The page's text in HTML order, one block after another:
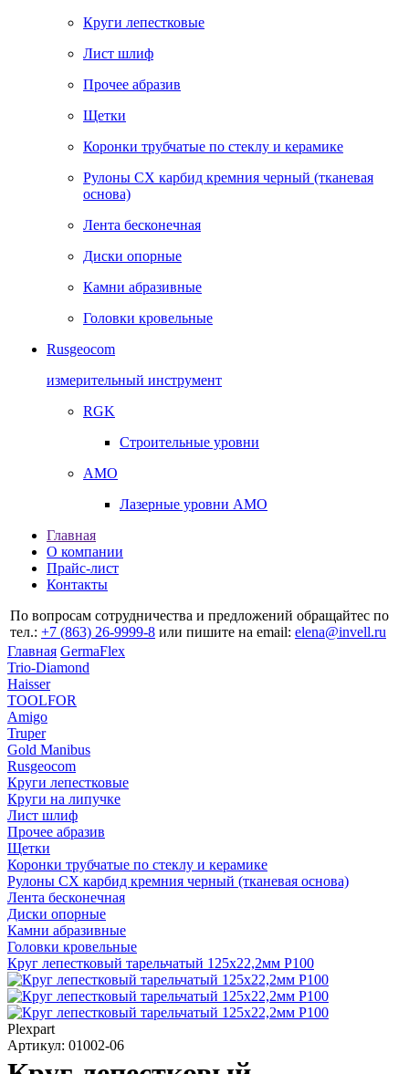
Круги лепестковые
Лист шлиф
Прочее абразив
Щетки
Коронки трубчатые по стеклу и керамике
Рулоны CX карбид кремния черный (тканевая
основа)
Лента бесконечная
Диски опорные
Камни абразивные
Головки кровельные
Rusgeocom
измерительный инструмент
RGK
Строительные уровни
AMO
Лазерные уровни AMO
Главная
О компании
Прайс-лист
Контакты
По вопросам сотрудничества и предложений обращайтес по
тел.: +7 (863) 26‐9999‐8 или пишите на email: elena@invell.ru
Главная GermaFlex
Trio-Diamond
Haisser
TOOLFOR
Amigo
Truper
Gold Manibus
Rusgeocom
Круги лепестковые
Круги на липучке
Лист шлиф
Прочее абразив
Щетки
Коронки трубчатые по стеклу и керамике
Рулоны CX карбид кремния черный (тканевая основа)
Лента бесконечная
Диски опорные
Камни абразивные
Головки кровельные
Круг лепестковый тарельчатый 125х22,2мм P100
Plexpart
Артикул: 01002-06